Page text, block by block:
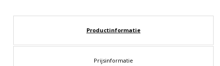
Productinformatie
Prijsinformatie